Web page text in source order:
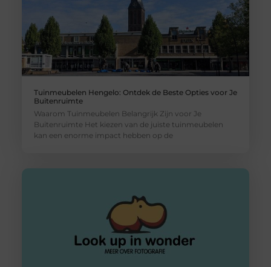
Tuinmeubelen Hengelo: Ontdek de Beste Opties voor Je
Buitenruimte
Waarom Tuinmeubelen Belangrijk Zijn voor Je
Buitenruimte Het kiezen van de juiste tuinmeubelen
kan een enorme impact hebben op de